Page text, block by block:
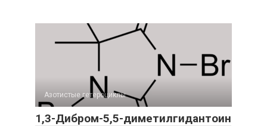
Азотистые гетероциклы‎
1,3-Дибром-5,5-диметилгидантоин